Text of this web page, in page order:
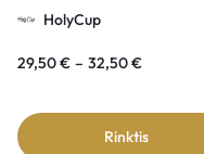
HolyCup
29,50€ – 32,50€
Rinktis